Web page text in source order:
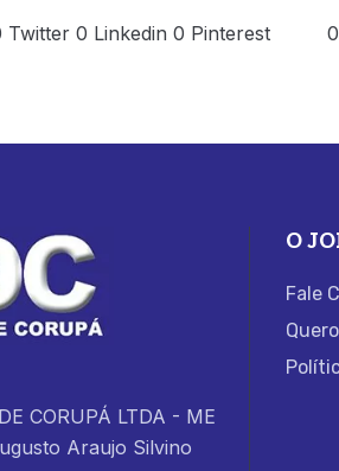
0 Linkedin 0 Pinterest
CORUPÁ LTDA - ME
Araujo Silvino
O
Fale